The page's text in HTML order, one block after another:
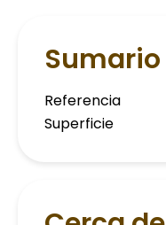
Sumario
Referencia
Superficie